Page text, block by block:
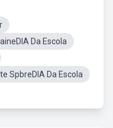
Da Escola
SpbreDIA Da Escola